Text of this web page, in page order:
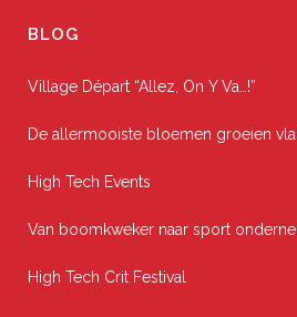
BLOG
Village Départ “Allez, On Y Va…!”
De allermooiste bloemen groeien
High Tech Events
Van boomkweker naar sport
High Tech Crit Festival